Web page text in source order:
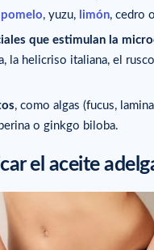
pomelo, yuzu, limón, cedro
que estimulan la
la helicriso italiana, el
, como algas (fucus,
o ginkgo biloba.
el aceite